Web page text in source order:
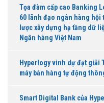
Tọa đàm cấp cao Banking
60 lãnh đạo ngân hàng
lược xây dựng hạ tầng dữ
Ngân hàng Việt Nam
Hyperlogy vinh dự đạt giải
máy bán hàng tự động
Smart Digital Bank của